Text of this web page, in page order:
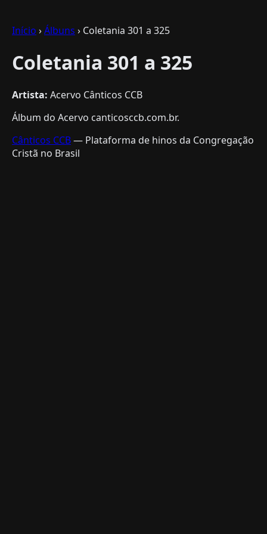
Início ›Álbuns › Coletania 301 a 325
Coletania 301 a 325
Artista: Acervo Cânticos CCB
Álbum do Acervo canticosccb.com.br.
Cânticos CCB— Plataforma de hinos da Congregação
Cristã no Brasil